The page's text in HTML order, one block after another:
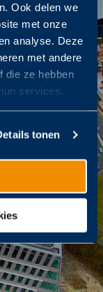
Ook delen we
met onze
analyse. Deze
met andere
die ze hebben
services.
tonen